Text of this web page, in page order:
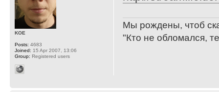
Мы рождены, чтоб
"Кто не обломался,
KOE
Posts: 4683
Joined: 15 Apr 2007, 13:06
Group: Registered users